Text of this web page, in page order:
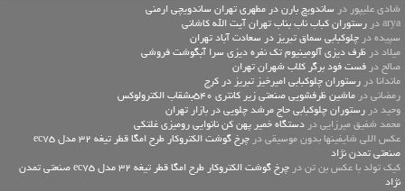
شادی علیپور در ساندویچ بارن در مطهری تهران ساندویچی ارمنی
arya در
رستوران کباب ناب بناب تهران آیت الله کاشانی
سپیده در چلوکبابی سماق تبریز در سعادت آباد تهران
میلاد در ظرف دیزی آلومینیوم تک نفره دیزی سرا آبگوشت فروشی
صالح در فست فود برگر کلاب شهران تهران
ماندانا در رستوران چلوکبابی امیرخیز تبریز در کرج
رمضانی در ماشین ظرفشویی صنعتی زیر کانتری 540بشقاب الکترولوکس
وحید در رستوران چلوکبابی حاج مرشد چلویی در بازار تهران
محمد شفیق میرزایی در دستگاه خمیر پهن کن نانوایی رومیزی غلتکی
عكس اللي شايفينها بدون موسيقى در
چرخ گوشت الکتروکار طرح امگا قطر تیغه 32 مدل ec75
صنعتی تمدن نژاد
کیک تولد با عکس بن تن در
چرخ گوشت الکتروکار طرح امگا قطر تیغه 32 مدل ec75 صنعتی تمدن
نژاد